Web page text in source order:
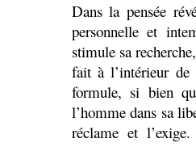
Dans la pensée
personnelle et
stimule sa
fait à l’intérieur de
formule, si bien
l’homme dans sa
réclame et